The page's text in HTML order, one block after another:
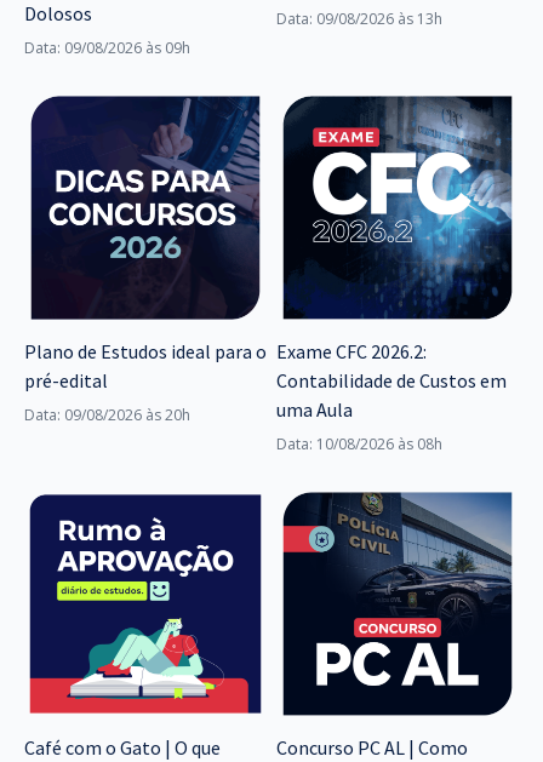
Dolosos
Data: 09/08/2026 às 09h
Data: 09/08/2026 às 13h
Plano de Estudos ideal para o
pré-edital
Data: 09/08/2026 às 20h
Exame CFC 2026.2:
Contabilidade de Custos em
uma Aula
Data: 10/08/2026 às 08h
Café com o Gato | O que
Concurso PC AL | Como